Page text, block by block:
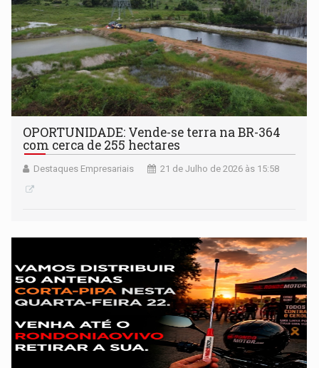
OPORTUNIDADE: Vende-se terra na BR-364
com cerca de 255 hectares
Destaques Empresariais 21 de Julho de 2026 às 15:58